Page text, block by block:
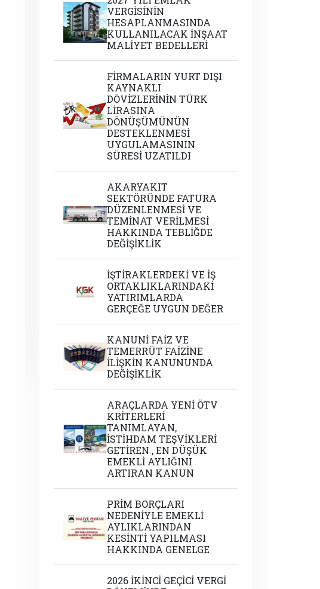
VERGİSİNİN
HESAPLANMASINDA
KULLANILACAK İNŞAAT
MALİYET BEDELLERİ
FİRMALARIN YURT DIŞI
KAYNAKLI
DÖVİZLERİNİN TÜRK
LİRASINA
DÖNÜŞÜMÜNÜN
DESTEKLENMESİ
UYGULAMASININ
SÜRESİ UZATILDI
AKARYAKIT
SEKTÖRÜNDE FATURA
DÜZENLENMESİ VE
TEMİNAT VERİLMESİ
HAKKINDA TEBLİĞDE
DEĞİŞİKLİK
İŞTİRAKLERDEKİ VE İŞ
ORTAKLIKLARINDAKİ
YATIRIMLARDA
GERÇEĞE UYGUN DEĞER
KANUNİ FAİZ VE
TEMERRÜT FAİZİNE
İLİŞKİN KANUNUNDA
DEĞİŞİKLİK
ARAÇLARDA YENİ ÖTV
KRİTERLERİ
TANIMLAYAN,
İSTİHDAM TEŞVİKLERİ
GETİREN , EN DÜŞÜK
EMEKLİ AYLIĞINI
ARTIRAN KANUN
PRİM BORÇLARI
NEDENİYLE EMEKLİ
AYLIKLARINDAN
KESİNTİ YAPILMASI
HAKKINDA GENELGE
2026 İKİNCİ GEÇİCİ VERGİ